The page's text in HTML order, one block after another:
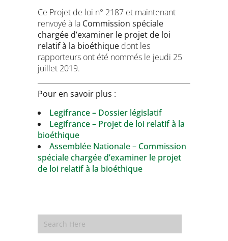
Ce Projet de loi n° 2187 et maintenant
renvoyé à la Commission spéciale
chargée d’examiner le projet de loi
relatif à la bioéthique dont les
rapporteurs ont été nommés le jeudi 25
juillet 2019.
Pour en savoir plus :
Legifrance – Dossier législatif
Legifrance – Projet de loi relatif à la
bioéthique
Assemblée Nationale – Commission
spéciale chargée d’examiner le projet
de loi relatif à la bioéthique